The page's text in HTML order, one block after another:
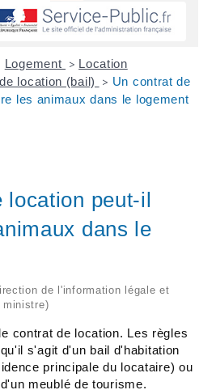
Logement > Location
location (bail)
> Un contrat de
les animaux dans le logement
location peut-il
dans le
de l'information légale et
ministre)
contrat de location. Les règles
s'agit d'un bail d'habitation
principale du locataire) ou
meublé de tourisme.